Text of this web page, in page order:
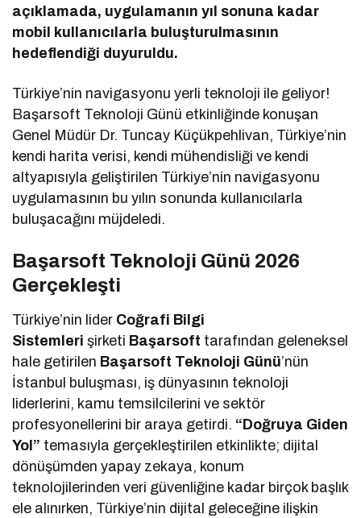
açıklamada, uygulamanın yıl sonuna kadar
mobil kullanıcılarla buluşturulmasının
hedeflendiği duyuruldu.
Türkiye’nin navigasyonu yerli teknoloji ile geliyor!
Başarsoft Teknoloji Günü etkinliğinde konuşan
Genel Müdür Dr. Tuncay Küçükpehlivan, Türkiye’nin
kendi harita verisi, kendi mühendisliği ve kendi
altyapısıyla geliştirilen Türkiye’nin navigasyonu
uygulamasının bu yılın sonunda kullanıcılarla
buluşacağını müjdeledi.
Başarsoft Teknoloji Günü 2026
Gerçekleşti
Türkiye’nin lider Coğrafi Bilgi
Sistemlerişirketi Başarsoft tarafından geleneksel
hale getirilen Başarsoft Teknoloji Günü’nün
İstanbul buluşması, iş dünyasının teknoloji
liderlerini, kamu temsilcilerini ve sektör
profesyonellerini bir araya getirdi. “Doğruya Giden
Yol” temasıyla gerçekleştirilen etkinlikte; dijital
dönüşümden yapay zekaya, konum
teknolojilerinden veri güvenliğine kadar birçok başlık
ele alınırken, Türkiye’nin dijital geleceğine ilişkin